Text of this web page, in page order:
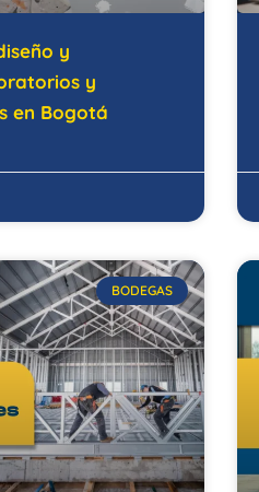
y
y
en Bogotá
BODEGAS